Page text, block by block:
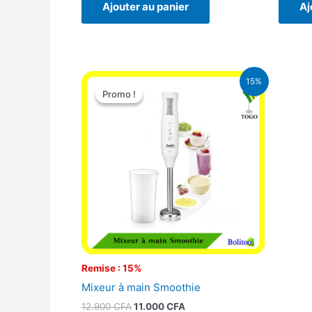
Ajouter au panier
15%
Promo !
Remise : 15%
Promo !
Mixeur à main Smoothie
12.900CFA
Le
prix
initial
12.900 CFA.
11.000CFA
Le
11.000 CFA.